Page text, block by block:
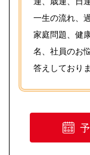
一生の流れ、
家庭問題、健
名、社員のお
答えしておりま